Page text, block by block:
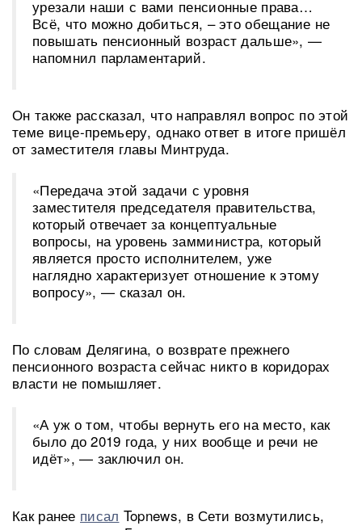
урезали наши с вами пенсионные права…
Всё, что можно добиться, – это обещание не
повышать пенсионный возраст дальше», —
напомнил парламентарий.
Он также рассказал, что направлял вопрос по этой
теме вице-премьеру, однако ответ в итоге пришёл
от заместителя главы Минтруда.
«Передача этой задачи с уровня
заместителя председателя правительства,
который отвечает за концептуальные
вопросы, на уровень замминистра, который
является просто исполнителем, уже
наглядно характеризует отношение к этому
вопросу», — сказал он.
По словам Делягина, о возврате прежнего
пенсионного возраста сейчас никто в коридорах
власти не помышляет.
«А уж о том, чтобы вернуть его на место, как
было до 2019 года, у них вообще и речи не
идёт», — заключил он.
Как ранее писал Topnews, в Сети возмутились,